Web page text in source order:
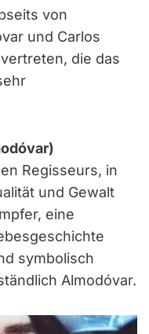
von
und Carlos
die das
Regisseurs, in
und Gewalt
eine
symbolisch
Almodóvar.